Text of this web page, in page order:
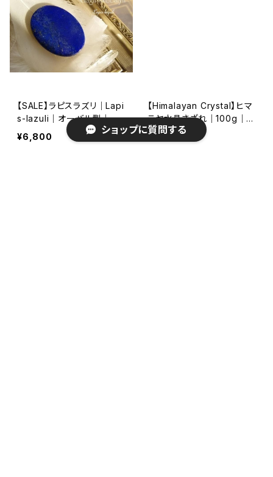
【SALE】ラピスラズリ｜Lapi
s-lazuli｜オーバル型｜天
然石ルース｜マクラメ編み
｜ワイヤーワーク
¥6,800
【Himalayan Crystal】ヒマ
ラヤ水晶さざれ｜100g｜イ
ンド北部ヒマチャルプラデシ
ュ州｜天然石さざれ｜浄化
¥1,300
ショップに質問する